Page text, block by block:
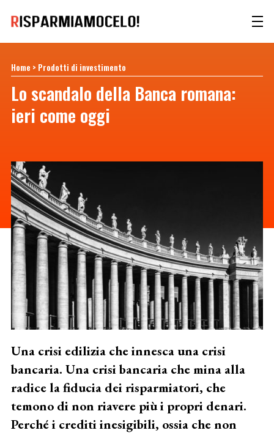
Home > Prodotti di investimento
Lo scandalo della Banca romana:
ieri come oggi
Una crisi edilizia che innesca una crisi
bancaria. Una crisi bancaria che mina alla
radice la fiducia dei risparmiatori, che
temono di non riavere più i propri denari.
Perché i crediti inesigibili, ossia che non